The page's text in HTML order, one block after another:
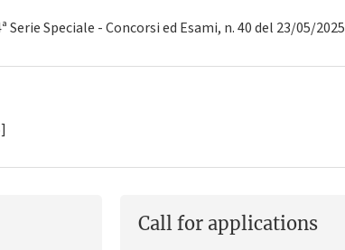
Serie Speciale - Concorsi ed Esami, n. 40 del 23/05/2025
Call for applications